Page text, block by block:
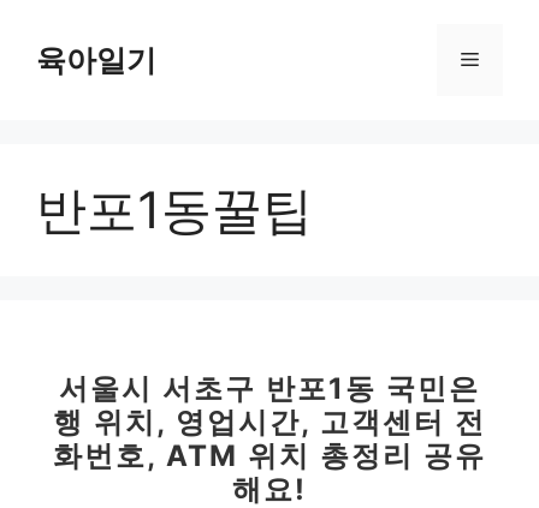
육아일기 메
반포1동꿀팁
서울시 서초구 반포1동 국민은
행 위치, 영업시간, 고객센터 전
화번호, ATM 위치 총정리 공유
해요!